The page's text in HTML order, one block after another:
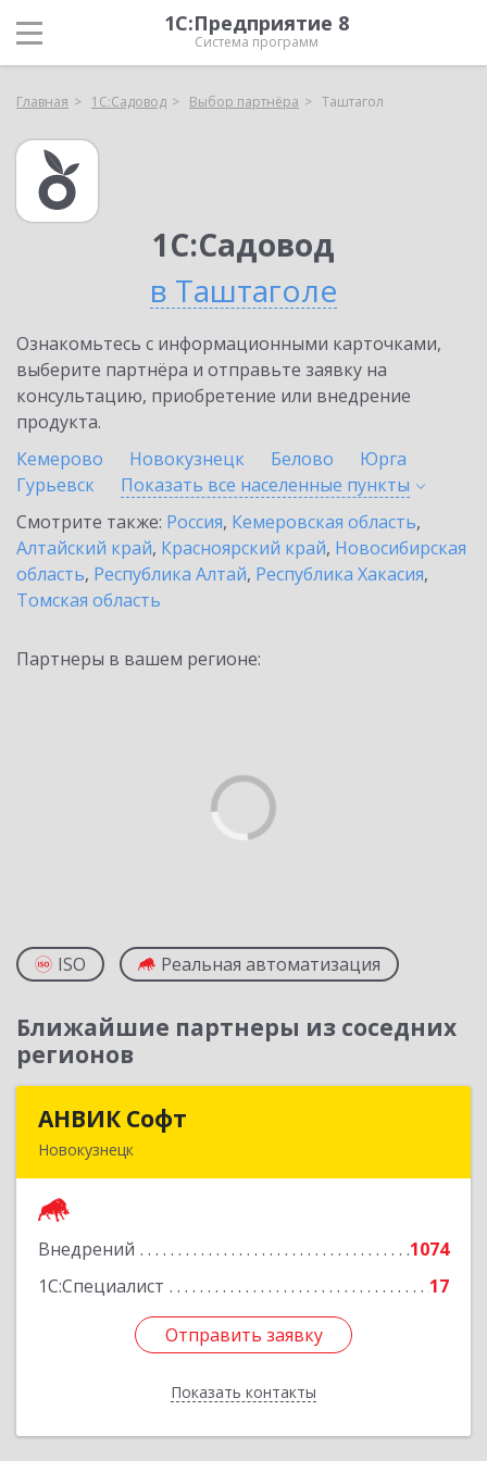
1С:Предприятие 8
Система программ
Главная 1С:Садовод Выбор партнёра Таштагол
1С:Садовод
в Таштаголе
Ознакомьтесь с информационными карточками,
выберите партнёра и отправьте заявку на
консультацию, приобретение или внедрение
продукта.
Кемерово
Новокузнецк Белово
Юрга
Гурьевск
Показать все населенные пункты
Смотрите также: Россия, Кемеровская область,
Алтайский край, Красноярский край, Новосибирская
область, Республика Алтай, Республика Хакасия,
Томская область
Партнеры в вашем регионе:
ISO Реальная автоматизация
Ближайшие партнеры из соседних
регионов
АНВИК Софт
Новокузнецк
Внедрений
1074
1С:Специалист
17
Отправить заявку
Показать контакты
Куйбышевский р-н, Невского ул, дом № 1, этаж
2
Отправить заявку
Назад